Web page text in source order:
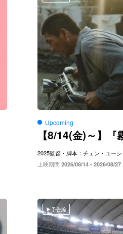
Upcoming
【8/14(金)～】『
2025監督・脚本：チェン・ユーシ
上映期間 2026/08/14 - 2026/08/27
予告編